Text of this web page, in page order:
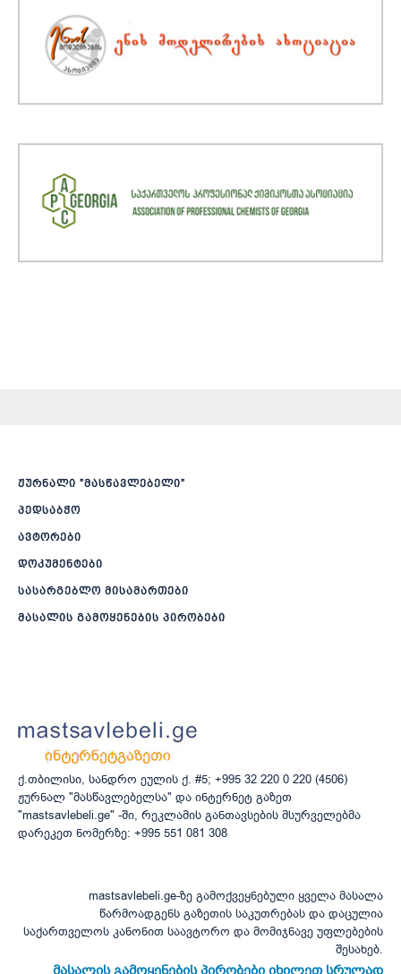
ჟურნალი ”მასწავლებელი”
პედსაბჭო
ავტორები
დოკუმენტები
სასარგებლო მისამართები
მასალის გამოყენების პირობები
ქ.თბილისი, სანდრო ეულის ქ. #5; +995 32 220 0 220 (4506)
ჟურნალ "მასწავლებელსა" და ინტერნეტ გაზეთ
"mastsavlebeli.ge" -ში, რეკლამის განთავსების მსურველებმა
დარეკეთ ნომერზე: +995 551 081 308
mastsavlebeli.ge-ზე გამოქვეყნებული ყველა მასალა
წარმოადგენს გაზეთის საკუთრებას და დაცულია
საქართველოს კანონით საავტორო და მომიჯნავე უფლებების
შესახებ.
მასალის გამოყენების პირობები იხილეთ სრულად